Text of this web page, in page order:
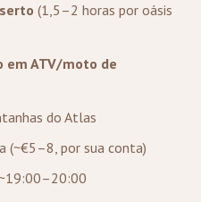
(1,5–2 horas por oásis
em ATV/moto de
do Atlas
(~€5–8, por sua conta)